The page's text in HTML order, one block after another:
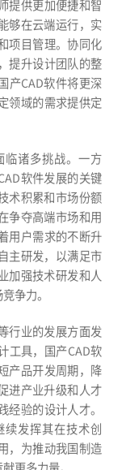
提供更加便捷和智
够在云端运行，实
项目管理。协同化
提升设计团队的整
产CAD软件将更深
领域的需求提供定
临诸多挑战。一方
软件发展的关键
术积累和市场份额
争夺高端市场和用
用户需求的不断升
主研发，以满足市
加强技术研发和人
争力。
行业的发展方面发
工具，国产CAD软
产品开发周期，降
进产业升级和人才
验的设计人才。
续发挥其在技术创
，为推动我国制造